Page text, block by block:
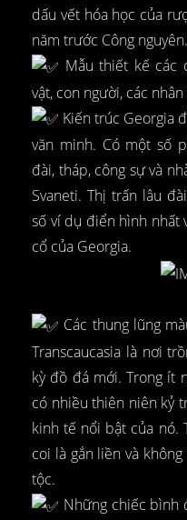
dấu vết hóa học của
năm trước Công nguyên.
Mẫu thiết kế các
vật, con người, các
Kiến trúc Georgia
văn minh. Có một số
đài, tháp, công sự và
Svaneti. Thị trấn lâu
số ví dụ điển hình nhất
cổ của Georgia.
Các thung lũng
Transcaucasia là nơi
kỳ đồ đá mới. Trong ít
có nhiều thiên niên kỷ
kinh tế nổi bật của nó.
coi là gắn liền và
tộc.
Những chiếc bình